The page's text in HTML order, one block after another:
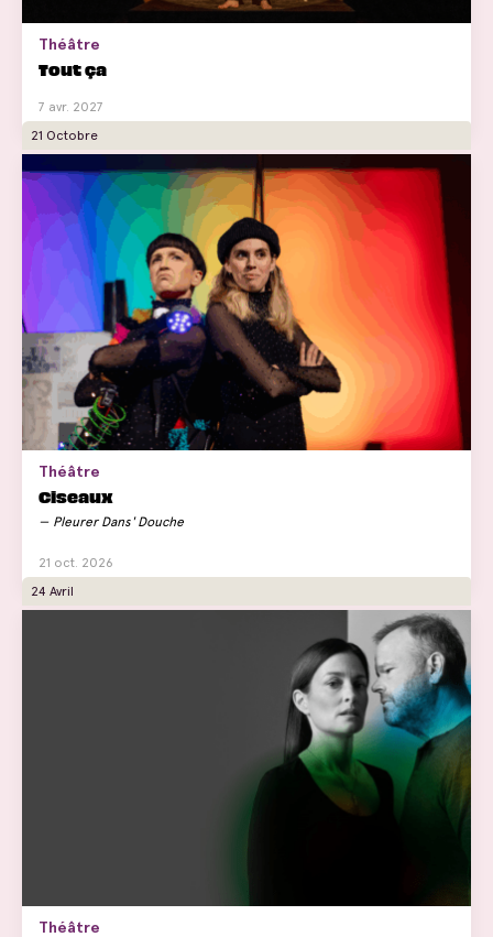
Théâtre
Tout ça
7 avr. 2027
21 Octobre
Théâtre
Ciseaux
Pleurer Dans' Douche
21 oct. 2026
24 Avril
Théâtre